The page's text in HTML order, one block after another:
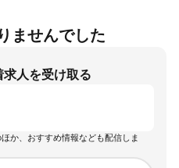
ませんでした
求人を受け取る
か、おすすめ情報なども配信しま